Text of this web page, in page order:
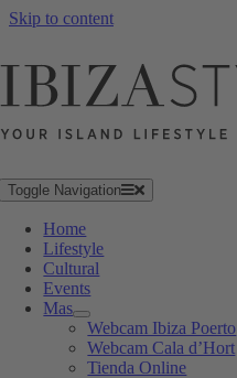
Skip to content
Toggle Navigation
Home
Lifestyle
Cultural
Events
Mas
Webcam Ibiza Poerto
Webcam Cala d’Hort
Tienda Online